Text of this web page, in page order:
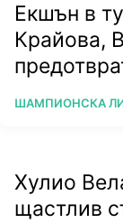
Екшън в
Крайова,
ПОВЕЧЕ ОТ
ШАМПИОНСКА
Хулио
щастлив